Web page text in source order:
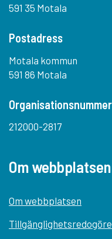
591 35 Motala
Postadress
Motala kommun
591 86 Motala
Organisationsnummer
212000-2817
Om webbplatsen
Om webbplatsen